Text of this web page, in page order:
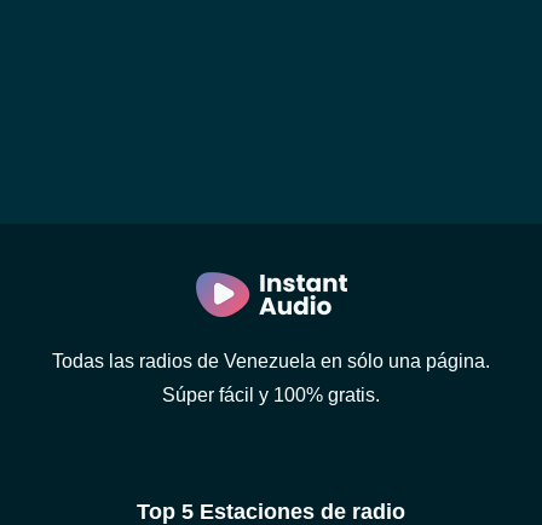
Todas las radios de Venezuela en sólo una página.
Súper fácil y 100% gratis.
Top 5 Estaciones de radio